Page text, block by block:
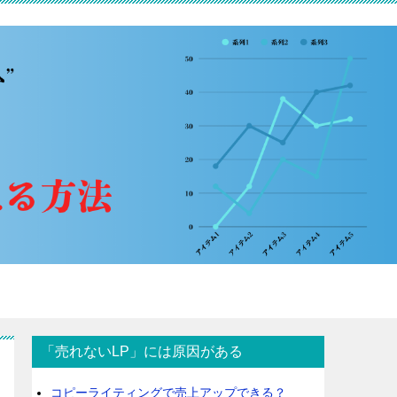
「売れないLP」には原因がある
コピーライティングで売上アップできる？